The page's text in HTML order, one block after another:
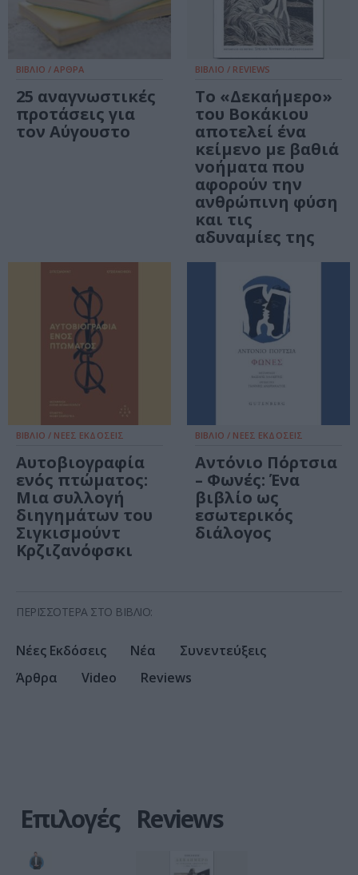
ΒΙΒΛΙΟ / ΑΡΘΡΑ
25 αναγνωστικές
προτάσεις για
τον Αύγουστο
ΒΙΒΛΙΟ / REVIEWS
Το «Δεκαήμερο»
του Βοκάκιου
αποτελεί ένα
κείμενο με βαθιά
νοήματα που
αφορούν την
ανθρώπινη φύση
και τις
αδυναμίες της
ΒΙΒΛΙΟ / ΝΕΕΣ ΕΚΔΟΣΕΙΣ
Αυτοβιογραφία
ενός πτώματος:
Μια συλλογή
διηγημάτων του
Σιγκισμούντ
Κρζιζανόφσκι
ΒΙΒΛΙΟ / ΝΕΕΣ ΕΚΔΟΣΕΙΣ
Αντόνιο Πόρτσια
– Φωνές: Ένα
βιβλίο ως
εσωτερικός
διάλογος
ΠΕΡΙΣΣΟΤΕΡΑ ΣΤΟ ΒΙΒΛΙΟ:
Νέες Εκδόσεις Νέα
Συνεντεύξεις
Άρθρα
Video Reviews
Επιλογές Reviews